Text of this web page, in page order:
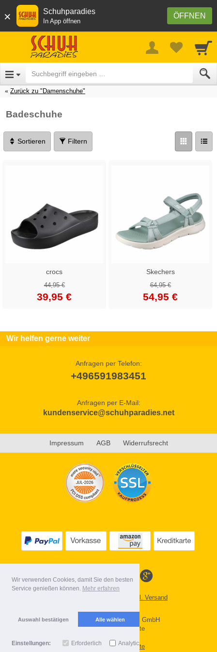
Wir verwenden Cookies, damit Sie den besten
Service genießen können. Mehr erfahren
Auswahl bestätigen Alle wählen
Einstellungen: Erforderlich Analytics
× ÖFFNEN
Schuhparadies
In App öffnen
Zurück zu "Damenschuhe"
Badeschuhe
Sortieren Filtern
crocs
44,95 €
39,95 €
Skechers
64,95 €
54,95 €
Wir helfen gerne weiter
Anfragen per Telefon:
+496591983451
Anfragen per E-Mail:
kundenservice@schuhparadies.net
Impressum AGB Widerrufsrecht
Alle Preise inkl. MwSt. evtl. zzgl. Versand
Copyright 2026 by Gebr. Röhl GmbH
Mobile Shop by Shopgate
Zur klassischen Webseite